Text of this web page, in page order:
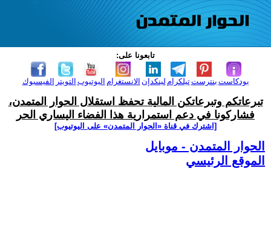
تابعونا على:
الفيسبوك التويتر اليوتيوب الانستغرام لينكدإن تيلكرامبنترست بودكاست
تبرعاتكم وتبرعاتكن المالية تحفظ استقلال الحوار المتمدن،
فشاركونا في دعم استمرارية هذا الفضاء اليساري الحر
[اشترك في قناة ‫«الحوار المتمدن» على اليوتيوب]
الحوار المتمدن - موبايل
الموقع الرئيسي